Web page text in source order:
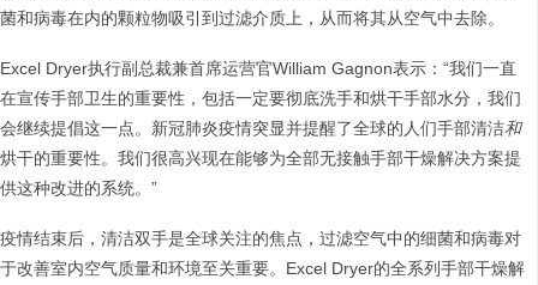
菌和病毒在内的颗粒物吸引到过滤介质上，从而将其从空气中去除。
Excel Dryer执行副总裁兼首席运营官William Gagnon表示：“我们一直
在宣传手部卫生的重要性，包括一定要彻底洗手和烘干手部水分，我们
会继续提倡这一点。新冠肺炎疫情突显并提醒了全球的人们手部清洁和
烘干的重要性。我们很高兴现在能够为全部无接触手部干燥解决方案提
供这种改进的系统。”
疫情结束后，清洁双手是全球关注的焦点，过滤空气中的细菌和病毒对
于改善室内空气质量和环境至关重要。Excel Dryer的全系列手部干燥解